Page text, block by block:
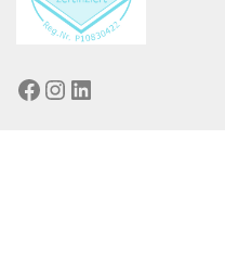
Facebook
Instagram
LinkedIn